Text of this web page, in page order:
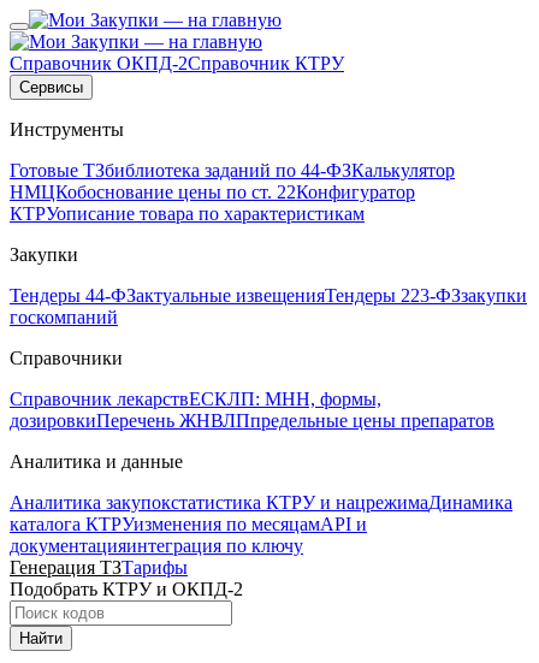
Справочник ОКПД-2Справочник КТРУ
Сервисы
Инструменты
Готовые ТЗбиблиотека заданий по 44-ФЗКалькулятор
НМЦКобоснование цены по ст. 22Конфигуратор
КТРУописание товара по характеристикам
Закупки
Тендеры 44-ФЗактуальные извещенияТендеры 223-ФЗзакупки
госкомпаний
Справочники
Справочник лекарствЕСКЛП: МНН, формы,
дозировкиПеречень ЖНВЛПпредельные цены препаратов
Аналитика и данные
Аналитика закупокстатистика КТРУ и нацрежимаДинамика
каталога КТРУизменения по месяцамAPI и
документацияинтеграция по ключу
Генерация ТЗТарифы
Подобрать КТРУ и ОКПД-2
Найти